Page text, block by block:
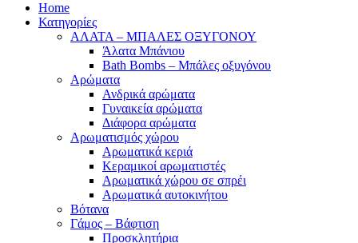
Home
Κατηγορίες
ΑΛΑΤΑ – ΜΠΑΛΕΣ ΟΞΥΓΟΝΟΥ
Άλατα Μπάνιου
Bath Bombs – Μπάλες οξυγόνου
Αρώματα
Ανδρικά αρώματα
Γυναικεία αρώματα
Διάφορα αρώματα
Αρωματισμός χώρου
Αρωματικά κεριά
Kεραμικοί αρωματιστές
Αρωματικά χώρου σε σπρέι
Aρωματικά αυτοκινήτου
Βότανα
Γάμος – Βάφτιση
Προσκλητήρια